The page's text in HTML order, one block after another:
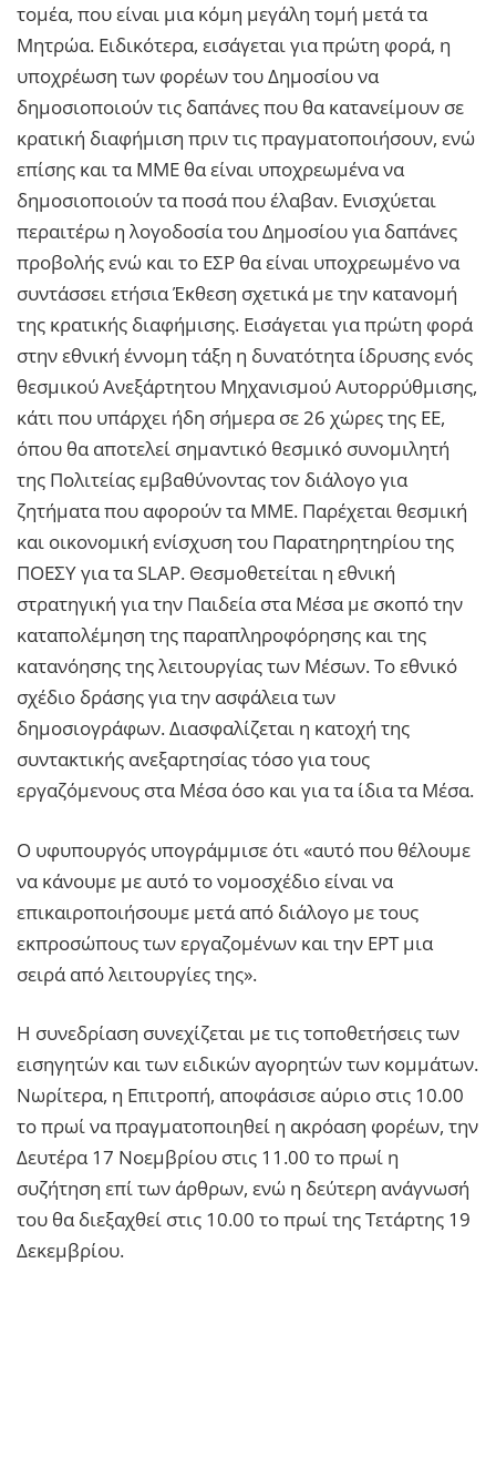
τομέα, που είναι μια κόμη μεγάλη τομή μετά τα
Μητρώα. Ειδικότερα, εισάγεται για πρώτη φορά, η
υποχρέωση των φορέων του Δημοσίου να
δημοσιοποιούν τις δαπάνες που θα κατανείμουν σε
κρατική διαφήμιση πριν τις πραγματοποιήσουν, ενώ
επίσης και τα ΜΜΕ θα είναι υποχρεωμένα να
δημοσιοποιούν τα ποσά που έλαβαν. Ενισχύεται
περαιτέρω η λογοδοσία του Δημοσίου για δαπάνες
προβολής ενώ και το ΕΣΡ θα είναι υποχρεωμένο να
συντάσσει ετήσια Έκθεση σχετικά με την κατανομή
της κρατικής διαφήμισης. Εισάγεται για πρώτη φορά
στην εθνική έννομη τάξη η δυνατότητα ίδρυσης ενός
θεσμικού Ανεξάρτητου Μηχανισμού Αυτορρύθμισης,
κάτι που υπάρχει ήδη σήμερα σε 26 χώρες της ΕΕ,
όπου θα αποτελεί σημαντικό θεσμικό συνομιλητή
της Πολιτείας εμβαθύνοντας τον διάλογο για
ζητήματα που αφορούν τα ΜΜΕ. Παρέχεται θεσμική
και οικονομική ενίσχυση του Παρατηρητηρίου της
ΠΟΕΣΥ για τα SLAP. Θεσμοθετείται η εθνική
στρατηγική για την Παιδεία στα Μέσα με σκοπό την
καταπολέμηση της παραπληροφόρησης και της
κατανόησης της λειτουργίας των Μέσων. Το εθνικό
σχέδιο δράσης για την ασφάλεια των
δημοσιογράφων. Διασφαλίζεται η κατοχή της
συντακτικής ανεξαρτησίας τόσο για τους
εργαζόμενους στα Μέσα όσο και για τα ίδια τα Μέσα.
Ο υφυπουργός υπογράμμισε ότι «αυτό που θέλουμε
να κάνουμε με αυτό το νομοσχέδιο είναι να
επικαιροποιήσουμε μετά από διάλογο με τους
εκπροσώπους των εργαζομένων και την ΕΡΤ μια
σειρά από λειτουργίες της».
Η συνεδρίαση συνεχίζεται με τις τοποθετήσεις των
εισηγητών και των ειδικών αγορητών των κομμάτων.
Νωρίτερα, η Επιτροπή, αποφάσισε αύριο στις 10.00
το πρωί να πραγματοποιηθεί η ακρόαση φορέων, την
Δευτέρα 17 Νοεμβρίου στις 11.00 το πρωί η
συζήτηση επί των άρθρων, ενώ η δεύτερη ανάγνωσή
του θα διεξαχθεί στις 10.00 το πρωί της Τετάρτης 19
Δεκεμβρίου.